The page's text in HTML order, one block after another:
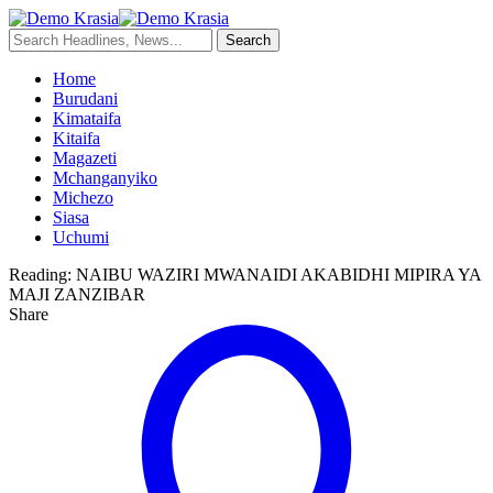
Home
Burudani
Kimataifa
Kitaifa
Magazeti
Mchanganyiko
Michezo
Siasa
Uchumi
Reading: NAIBU WAZIRI MWANAIDI AKABIDHI MIPIRA YA
MAJI ZANZIBAR
Share